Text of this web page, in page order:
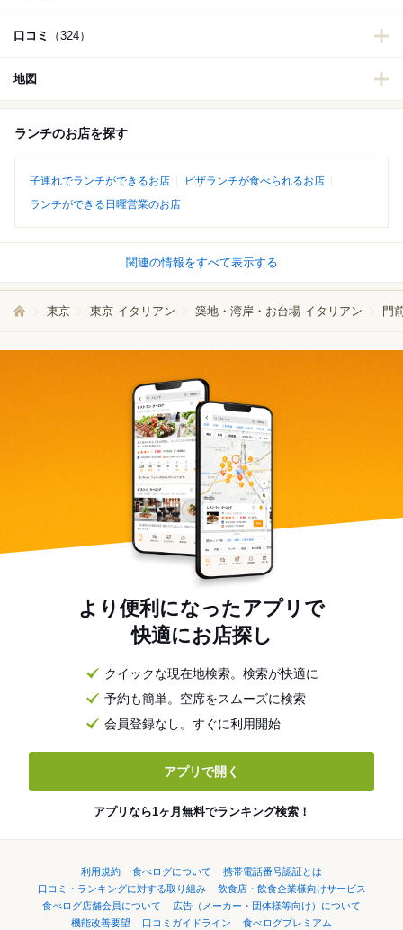
口コミ （324）
地図
ランチのお店を探す
子連れでランチができるお店
ピザランチが食べられるお店
ランチができる日曜営業のお店
関連の情報をすべて表示する
東京 東京 イタリアン 築地・湾岸・お台場 イタリアン 門
より便利になったアプリで
快適にお店探し
クイックな現在地検索。検索が快適に
予約も簡単。空席をスムーズに検索
会員登録なし。すぐに利用開始
アプリで開く
アプリなら1ヶ月無料でランキング検索！
利用規約 食べログについて
携帯電話番号認証とは
口コミ・ランキングに対する取り組み
飲食店・飲食企業様向けサービス
食べログ店舗会員について
広告（メーカー・団体様等向け）について
機能改善要望
口コミガイドライン 食べログプレミアム